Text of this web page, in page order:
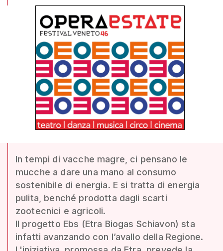
In tempi di vacche magre, ci pensano le
mucche a dare una mano al consumo
sostenibile di energia. E si tratta di energia
pulita, benché prodotta dagli scarti
zootecnici e agricoli.
Il progetto Ebs (Etra Biogas Schiavon) sta
infatti avanzando con l’avallo della Regione.